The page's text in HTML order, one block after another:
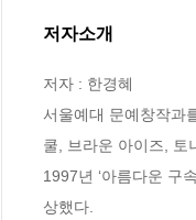
저자소개
저자 : 한경혜
서울예대 문예창작과
쿨, 브라운 아이즈, 토
1997년 ‘아름다운 구
상했다.